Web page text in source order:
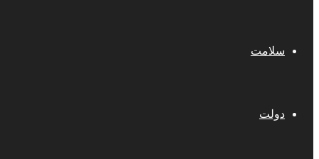
سلامت
دولت